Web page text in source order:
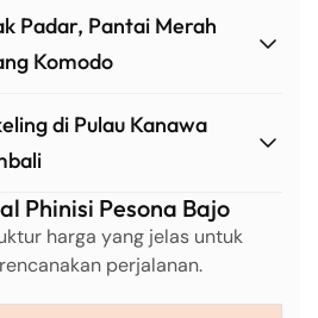
Padar, Pantai Merah
Komodo
di Pulau Kanawa
Phinisi Pesona Bajo
harga yang jelas untuk
perjalanan.